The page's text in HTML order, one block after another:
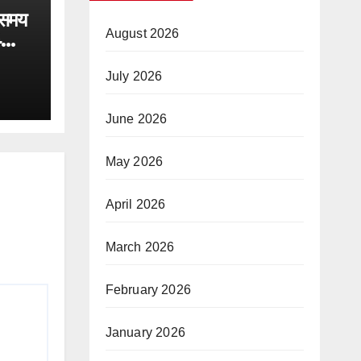
August 2026
July 2026
June 2026
May 2026
April 2026
March 2026
February 2026
January 2026